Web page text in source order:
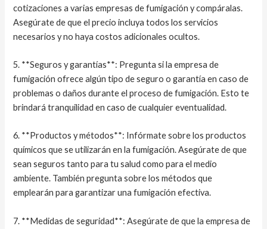
cotizaciones a varias empresas de fumigación y compáralas.
Asegúrate de que el precio incluya todos los servicios
necesarios y no haya costos adicionales ocultos.
5. **Seguros y garantías**: Pregunta si la empresa de
fumigación ofrece algún tipo de seguro o garantía en caso de
problemas o daños durante el proceso de fumigación. Esto te
brindará tranquilidad en caso de cualquier eventualidad.
6. **Productos y métodos**: Infórmate sobre los productos
químicos que se utilizarán en la fumigación. Asegúrate de que
sean seguros tanto para tu salud como para el medio
ambiente. También pregunta sobre los métodos que
emplearán para garantizar una fumigación efectiva.
7. **Medidas de seguridad**: Asegúrate de que la empresa de